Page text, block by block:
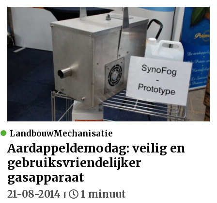
LandbouwMechanisatie
Aardappeldemodag: veilig en
gebruiksvriendelijker
gasapparaat
21-08-2014 1 minuut